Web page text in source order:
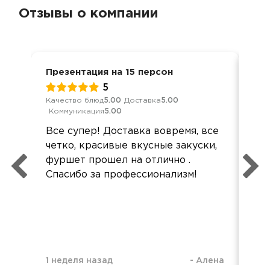
Отзывы о компании
Презентация на 15 персон
5
Качество блюд5.00 Доставка5.00
Коммуникация5.00
Все супер! Доставка вовремя, все
четко, красивые вкусные закуски,
фуршет прошел на отлично .
Спасибо за профессионализм!
1 неделя назад - Алена